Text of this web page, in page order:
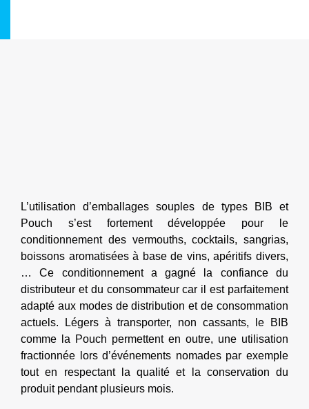
L’utilisation d’emballages souples de types BIB et
Pouch s’est fortement développée pour le
conditionnement des vermouths, cocktails, sangrias,
boissons aromatisées à base de vins, apéritifs divers,
… Ce conditionnement a gagné la confiance du
distributeur et du consommateur car il est parfaitement
adapté aux modes de distribution et de consommation
actuels. Légers à transporter, non cassants, le BIB
comme la Pouch permettent en outre, une utilisation
fractionnée lors d’événements nomades par exemple
tout en respectant la qualité et la conservation du
produit pendant plusieurs mois.